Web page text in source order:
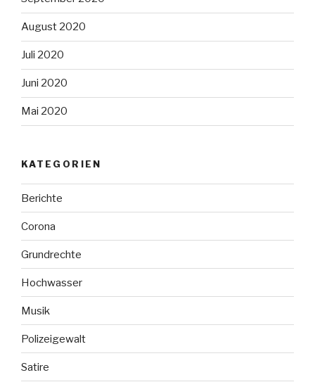
August 2020
Juli 2020
Juni 2020
Mai 2020
KATEGORIEN
Berichte
Corona
Grundrechte
Hochwasser
Musik
Polizeigewalt
Satire